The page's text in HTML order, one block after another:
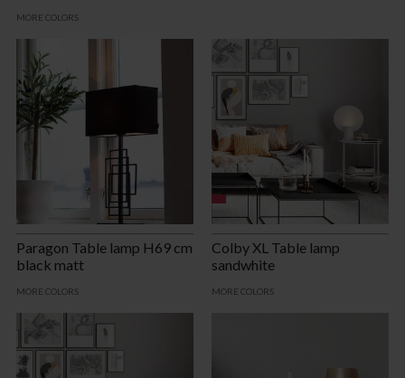
MORE COLORS
Paragon Table lamp H69 cm
black matt
MORE COLORS
Colby XL Table lamp
sandwhite
MORE COLORS